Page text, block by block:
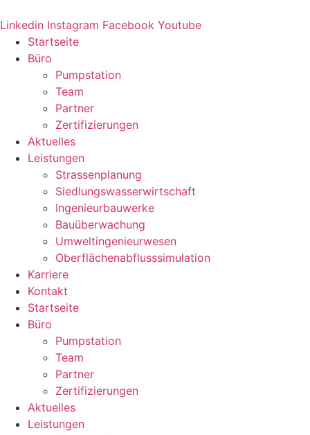
Inhalt
springen
Linkedin Instagram Facebook Youtube
Startseite
Büro
Pumpstation
Team
Partner
Zertifizierungen
Aktuelles
Leistungen
Strassenplanung
Siedlungswasserwirtschaft
Ingenieurbauwerke
Bauüberwachung
Umweltingenieurwesen
Oberflächenabflusssimulation
Karriere
Kontakt
Startseite
Büro
Pumpstation
Team
Partner
Zertifizierungen
Aktuelles
Leistungen